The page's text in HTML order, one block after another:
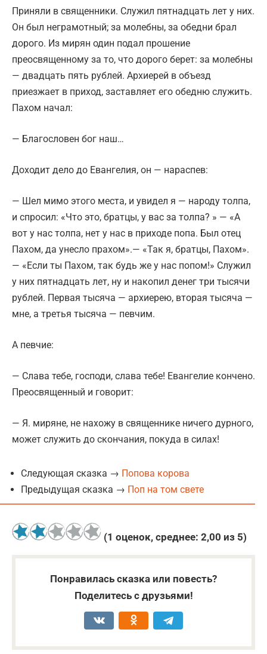
Приняли в священники. Служил пятнадцать лет у них.
Он был неграмотный; за молебны, за обедни брал
дорого. Из мирян один подал прошение
преосвященному за то, что дорого берет: за молебны
— двадцать пять рублей. Архиерей в объезд
приезжает в приход, заставляет его обедню служить.
Пахом начал:
— Благословен бог наш…
Доходит дело до Евангелия, он — нараспев:
— Шел мимо этого места, и увидел я — народу толпа,
и спросил: «Что это, братцы, у вас за толпа? » — «А
вот у нас толпа, нет у нас в приходе попа. Был отец
Пахом, да унесло прахом».— «Так я, братцы, Пахом».
— «Если ты Пахом, так будь же у нас попом!» Служил
у них пятнадцать лет, ну и накопил денег три тысячи
рублей. Первая тысяча — архиерею, вторая тысяча —
мне, а третья тысяча — певчим.
А певчие:
— Слава тебе, господи, слава тебе! Евангелие кончено.
Преосвященный и говорит:
— Я. миряне, не нахожу в священнике ничего дурного,
может служить до скончания, покуда в силах!
Следующая сказка → Попова корова
Предыдущая сказка → Поп на том свете
(1 оценок, среднее: 2,00 из 5)
Понравилась сказка или повесть?
Поделитесь с друзьями!